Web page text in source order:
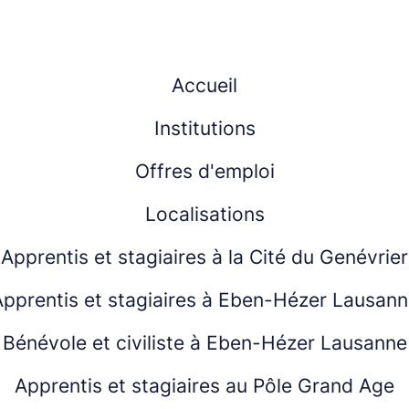
Accueil
Institutions
Offres d'emploi
Localisations
Apprentis et stagiaires à la Cité du Genévrier
et stagiaires à Eben-Hézer
Bénévole et civiliste à Eben-Hézer Lausanne
Apprentis et stagiaires au Pôle Grand Age